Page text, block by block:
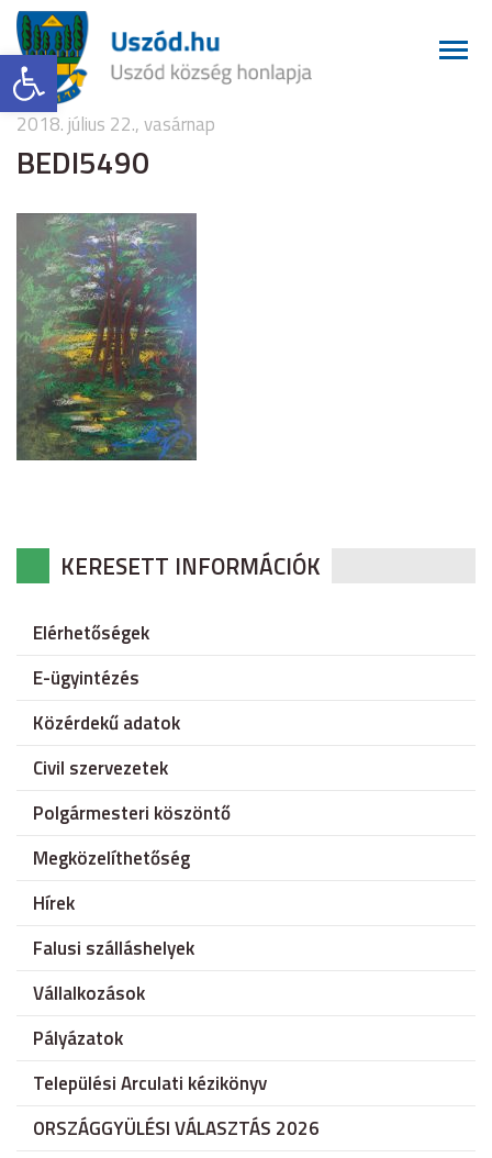
Eszköztár megnyitása
2018. július 22., vasárnap
BEDI5490
KERESETT INFORMÁCIÓK
Elérhetőségek
E-ügyintézés
Közérdekű adatok
Civil szervezetek
Polgármesteri köszöntő
Megközelíthetőség
Hírek
Falusi szálláshelyek
Vállalkozások
Pályázatok
Települési Arculati kézikönyv
ORSZÁGGYÜLÉSI VÁLASZTÁS 2026